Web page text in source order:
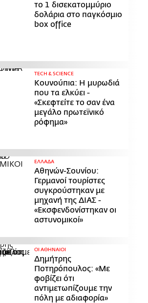
το 1 δισεκατομμύριο
δολάρια στο παγκόσμιο
box office
ΤECH & SCIENCE
Κουνούπια: Η μυρωδιά
που τα ελκύει -
«Σκεφτείτε το σαν ένα
μεγάλο πρωτεϊνικό
ρόφημα»
ΕΛΛΑΔΑ
Αθηνών-Σουνίου:
Γερμανοί τουρίστες
συγκρούστηκαν με
μηχανή της ΔΙΑΣ -
«Εκσφενδονίστηκαν οι
αστυνομικοί»
ΟΙ ΑΘΗΝΑΙΟΙ
Δημήτρης
Ποτηρόπουλος: «Με
φοβίζει ότι
αντιμετωπίζουμε την
πόλη με αδιαφορία»